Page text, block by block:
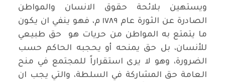
ويستهين بلائحة حقوق الانسان والمواطن
الصادرة عن الثورة عام ١٧٨٩ م، فهو ينفي ان يكون
ما يتمتع به المواطن من حريات هو حق طبيعي
للأنسان، بل حق يمنحه أو يحجبه الحاكم حسب
الضرورة، وهو لا يرى استقراراً للمجتمع في منح
العامة حق المشاركة في السلطة، والتي يجب ان